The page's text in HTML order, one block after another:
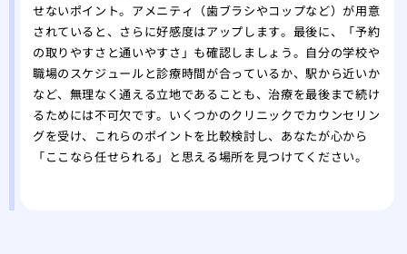
せないポイント。アメニティ（歯ブラシやコップなど）が用意
されていると、さらに好感度はアップします。最後に、「予約
の取りやすさと通いやすさ」も確認しましょう。自分の学校や
職場のスケジュールと診療時間が合っているか、駅から近いか
など、無理なく通える立地であることも、治療を最後まで続け
るためには不可欠です。いくつかのクリニックでカウンセリン
グを受け、これらのポイントを比較検討し、あなたが心から
「ここなら任せられる」と思える場所を見つけてください。